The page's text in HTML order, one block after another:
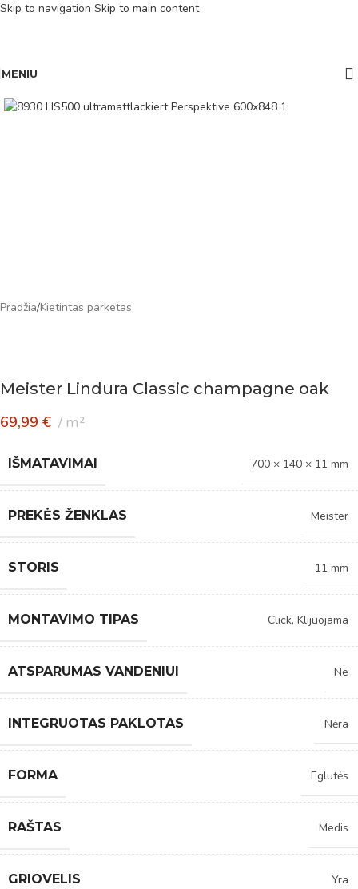
Skip to navigation Skip to main content
MENIU
Pradžia/Kietintas parketas
Meister Lindura Classic champagne oak
69,99 € m²
IŠMATAVIMAI 700 × 140 × 11 mm
PREKĖS ŽENKLAS Meister
STORIS 11 mm
MONTAVIMO TIPAS Click, Klijuojama
ATSPARUMAS VANDENIUI Ne
INTEGRUOTAS PAKLOTAS Nėra
FORMA Eglutės
RAŠTAS Medis
GRIOVELIS Yra